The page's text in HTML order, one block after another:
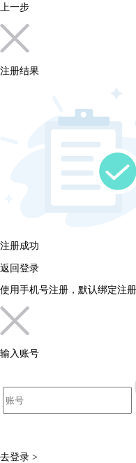
上一步
注册结果
注册成功
返回登录
使用手机号注册，默认绑定注
输入账号
去登录 >